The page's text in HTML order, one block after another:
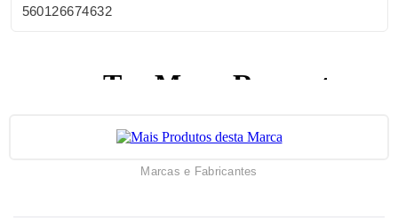
560126674632
Marcas e Fabricantes